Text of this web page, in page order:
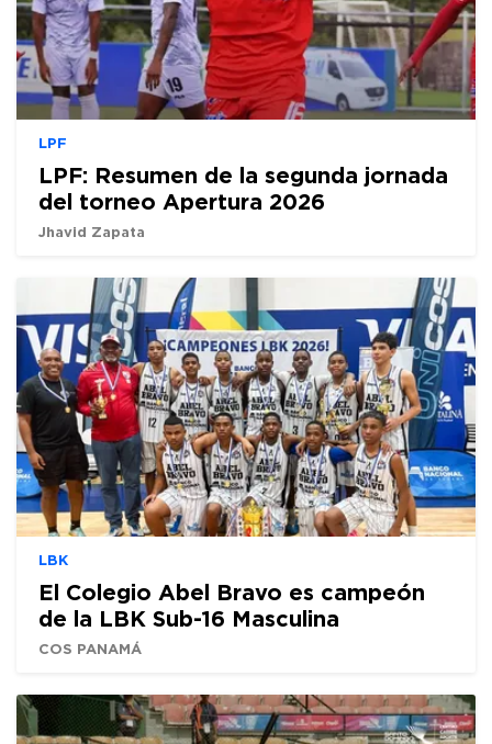
LPF
LPF: Resumen de la segunda jornada
del torneo Apertura 2026
Jhavid Zapata
LBK
El Colegio Abel Bravo es campeón
de la LBK Sub-16 Masculina
COS PANAMÁ